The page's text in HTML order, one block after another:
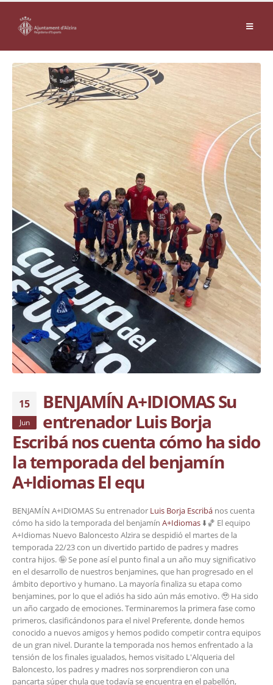
15
Jun
BENJAMÍN A+IDIOMAS Su
entrenador Luis Borja
Escribá nos cuenta cómo ha sido
la temporada del benjamín
A+Idiomas El equ
BENJAMÍN A+IDIOMAS Su entrenador Luis Borja Escribá nos cuenta
cómo ha sido la temporada del benjamín A+Idiomas⬇️🏀 El equipo
A+Idiomas Nuevo Baloncesto Alzira se despidió el martes de la
temporada 22/23 con un divertido partido de padres y madres
contra hijos. 🤪 Se pone así el punto final a un año muy significativo
en el desarrollo de nuestros benjamines, que han progresado en el
ámbito deportivo y humano. La mayoría finaliza su etapa como
benjamines, por lo que el adiós ha sido aún más emotivo. 🥹 Ha sido
un año cargado de emociones. Terminaremos la primera fase como
primeros, clasificándonos para el nivel Preferente, donde hemos
conocido a nuevos amigos y hemos podido competir contra equipos
de un gran nivel. Durante la temporada nos hemos enfrentado a la
tensión de los finales igualados, hemos visitado L'Alqueria del
Baloncesto, los padres y madres nos sorprendieron con una
pancarta súper chula que todavía se encuentra en el pabellón,